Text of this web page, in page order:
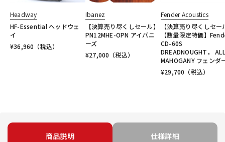
Headway
HF-Essential ヘッドウェ
イ
¥36,960 （税込）
Ibanez
【決算売り尽くしセール】
PN12MHE-OPN アイバニ
ーズ
¥27,000 （税込）
Fender Acoustics
【決算売り尽くしセー
【数量限定特価】
CD-60S
DREADNOUGHT，
MAHOGANY フェンダ
¥29,700 （税込）
商品説明 仕様詳細